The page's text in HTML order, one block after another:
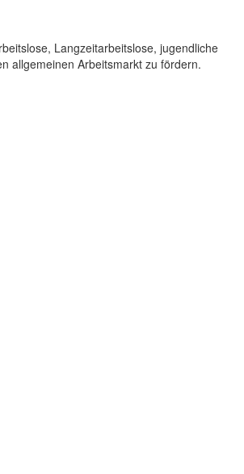
Langzeitarbeitslose, jugendliche
allgemeinen Arbeitsmarkt zu fördern.